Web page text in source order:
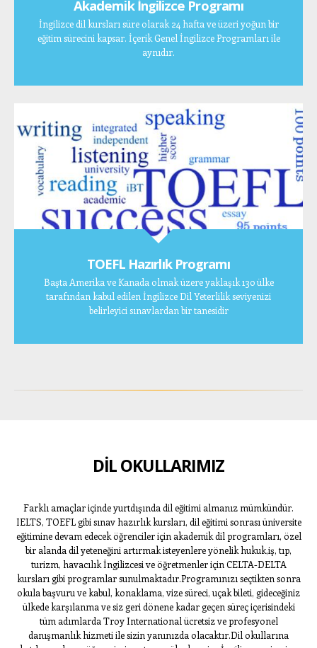
Akademik İngilizce Programı
İngilizce dil kursları süre olarak 24 hafta ve üzeri yoğun bir
eğitim sürecini kapsar. İçerik Genel İngilizce Programları ile
aynıdır.
TOEFL Hazırlık Programı
Başta Amerika ve Kanada olmak üzere yaklaşık 130 ülke
tarafından kabul edilen İngilizce Dil Yeterlilik seviyenizi
belirleyici sınavlardan bir tanesidir
DİL OKULLARIMIZ
Farklı amaçlar içinde yurtdışında dil eğitimi almanız mümkündür.
IELTS, TOEFL gibi sınav hazırlık kursları, dil eğitimi sonrası üniversite
eğitimine devam edecek öğrenciler için akademik dil programları, özel
bir alanda dil yeteneğini artırmak isteyenlere yönelik hukuk,iş, tıp,
turizm, havacılık İngilizcesi ve öğretmenler için CELTA-DELTA
kursları gibi programlar sunulmaktadır.Programınızı seçtikten sonra
okula başvuru ve kabul, konaklama, vize süreci, uçak bileti, gideceğiniz
ülkede karşılanma ve siz geri dönene kadar geçen süreç içerisindeki
tüm adımlarda Troy International ücretsiz ve profesyonel
danışmanlık hizmeti ile sizin yanınızda olacaktır.Dil okullarına